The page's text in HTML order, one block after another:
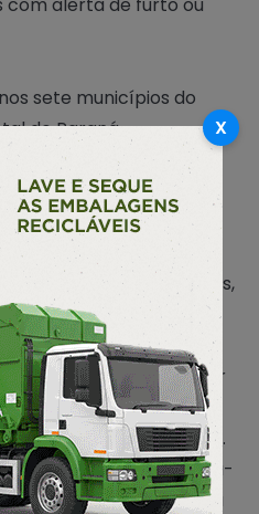
sete municípios do
do Paraná,
segue sendo
982 atendimentos
de 28.935 pessoas,
durante o Verão Maior
aos finais de
veranistas e moradores.
afirma o porta-
também o auxílio da
X